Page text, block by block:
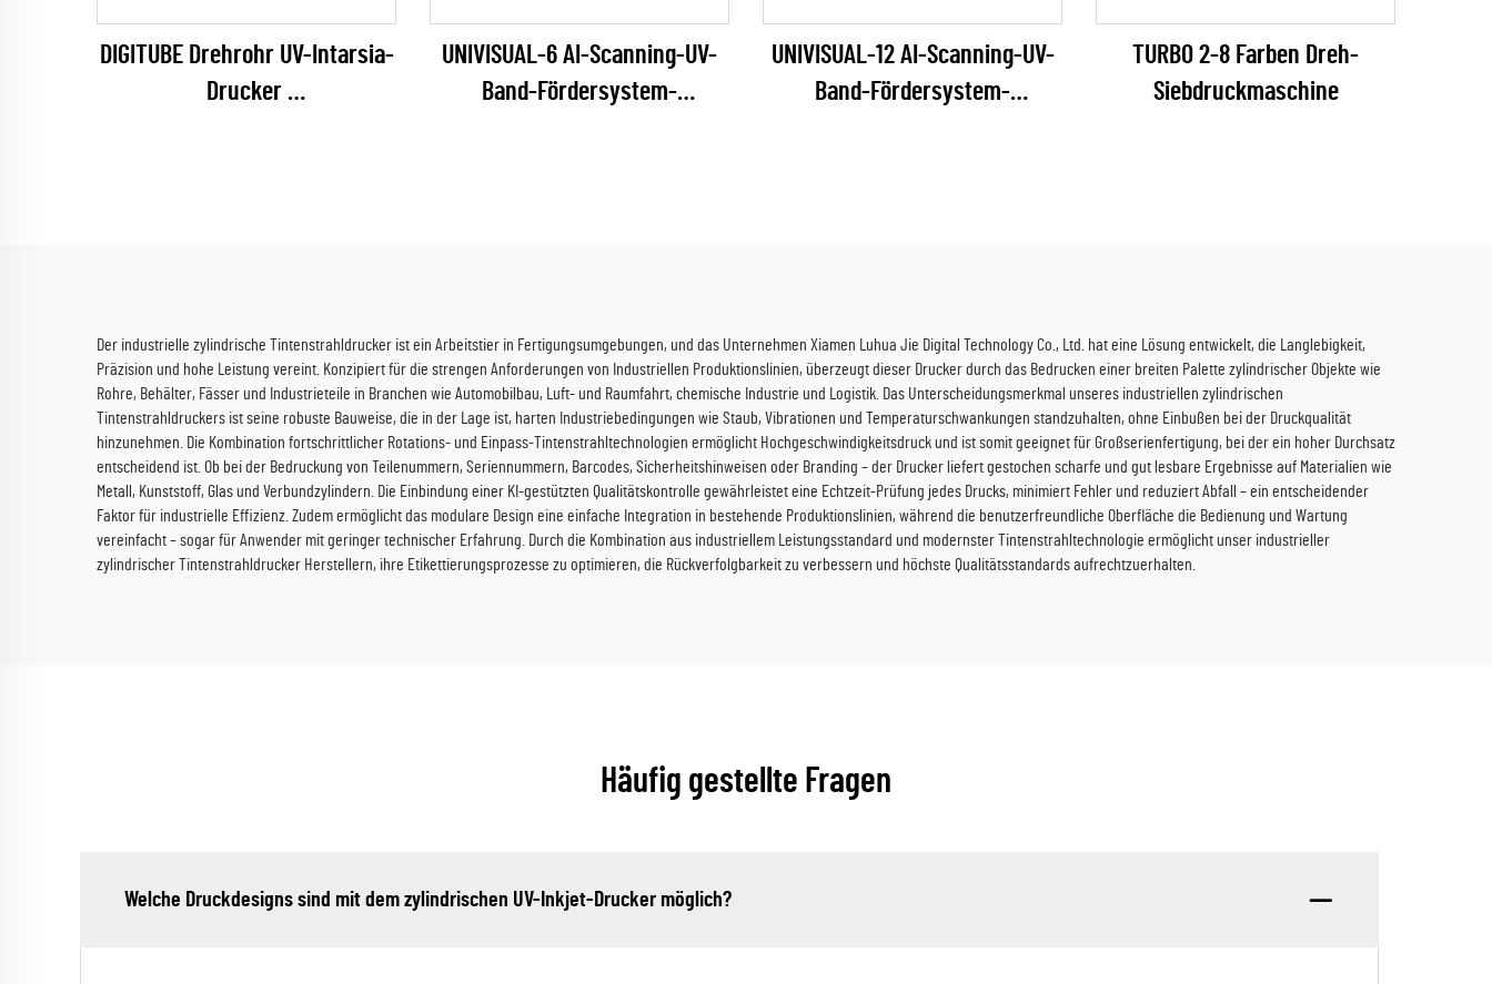
DIGITUBE Drehrohr UV-Intarsia-
Drucker
UNIVISUAL-6 AI-Scanning-UV-
Band-Fördersystem-
UNIVISUAL-12 AI-Scanning-UV-
Band-Fördersystem-
TURBO 2-8 Farben Dreh-
Siebdruckmaschine
Der industrielle zylindrische Tintenstrahldrucker ist ein Arbeitstier in Fertigungsumgebungen, und das Unternehmen Xiamen Luhua Jie Digital Technology Co., Ltd. hat eine Lösung entwickelt, die Langlebigkeit,
Präzision und hohe Leistung vereint. Konzipiert für die strengen Anforderungen von Industriellen Produktionslinien, überzeugt dieser Drucker durch das Bedrucken einer breiten Palette zylindrischer Objekte wie
Rohre, Behälter, Fässer und Industrieteile in Branchen wie Automobilbau, Luft- und Raumfahrt, chemische Industrie und Logistik. Das Unterscheidungsmerkmal unseres industriellen zylindrischen
Tintenstrahldruckers ist seine robuste Bauweise, die in der Lage ist, harten Industriebedingungen wie Staub, Vibrationen und Temperaturschwankungen standzuhalten, ohne Einbußen bei der Druckqualität
hinzunehmen. Die Kombination fortschrittlicher Rotations- und Einpass-Tintenstrahltechnologien ermöglicht Hochgeschwindigkeitsdruck und ist somit geeignet für Großserienfertigung, bei der ein hoher Durchsatz
entscheidend ist. Ob bei der Bedruckung von Teilenummern, Seriennummern, Barcodes, Sicherheitshinweisen oder Branding – der Drucker liefert gestochen scharfe und gut lesbare Ergebnisse auf Materialien wie
Metall, Kunststoff, Glas und Verbundzylindern. Die Einbindung einer KI-gestützten Qualitätskontrolle gewährleistet eine Echtzeit-Prüfung jedes Drucks, minimiert Fehler und reduziert Abfall – ein entscheidender
Faktor für industrielle Effizienz. Zudem ermöglicht das modulare Design eine einfache Integration in bestehende Produktionslinien, während die benutzerfreundliche Oberfläche die Bedienung und Wartung
vereinfacht – sogar für Anwender mit geringer technischer Erfahrung. Durch die Kombination aus industriellem Leistungsstandard und modernster Tintenstrahltechnologie ermöglicht unser industrieller
zylindrischer Tintenstrahldrucker Herstellern, ihre Etikettierungsprozesse zu optimieren, die Rückverfolgbarkeit zu verbessern und höchste Qualitätsstandards aufrechtzuerhalten.
Häufig gestellte Fragen
Welche Druckdesigns sind mit dem zylindrischen UV-Inkjet-Drucker möglich?